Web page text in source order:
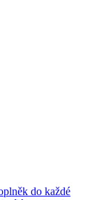
do každé